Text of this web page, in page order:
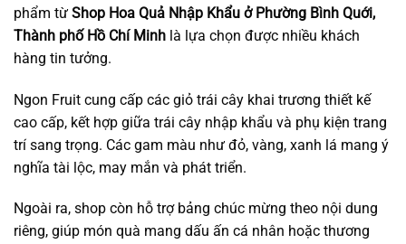
phẩm từ Shop Hoa Quả Nhập Khẩu ở Phường Bình Quới,
Thành phố Hồ Chí Minh là lựa chọn được nhiều khách
hàng tin tưởng.
Ngon Fruit cung cấp các giỏ trái cây khai trương thiết kế
cao cấp, kết hợp giữa trái cây nhập khẩu và phụ kiện trang
trí sang trọng. Các gam màu như đỏ, vàng, xanh lá mang ý
nghĩa tài lộc, may mắn và phát triển.
Ngoài ra, shop còn hỗ trợ bảng chúc mừng theo nội dung
riêng, giúp món quà mang dấu ấn cá nhân hoặc thương